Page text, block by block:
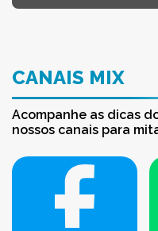
CANAIS MIX
Acompanhe as dicas
nossos canais para